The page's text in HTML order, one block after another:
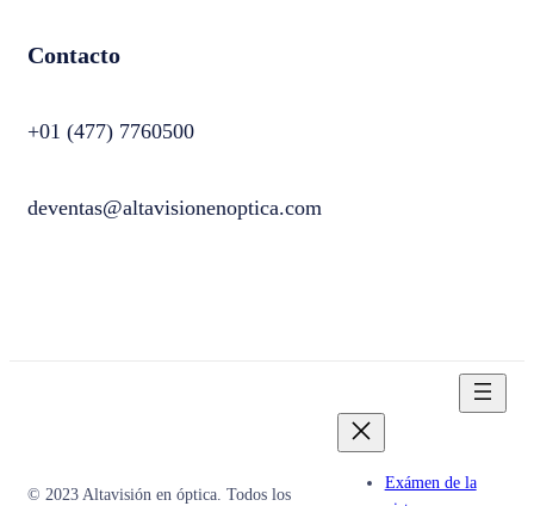
Contacto
+01 (477) 7760500
deventas@altavisionenoptica.com
© 2023 Altavisión en óptica. Todos los
Exámen de la